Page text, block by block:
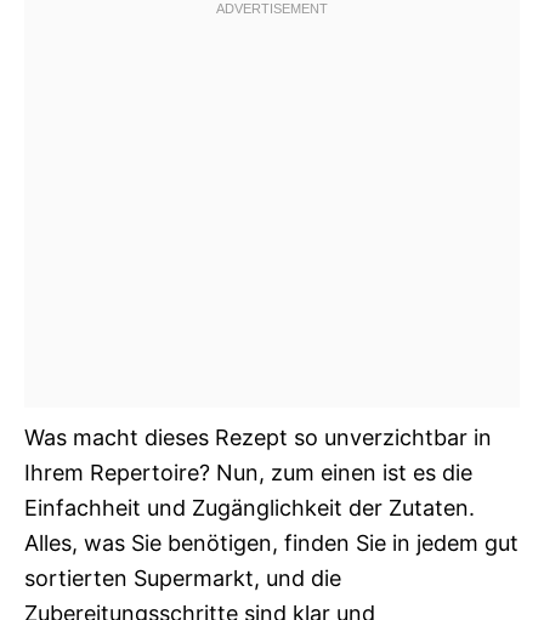
Was macht dieses Rezept so unverzichtbar in
Ihrem Repertoire? Nun, zum einen ist es die
Einfachheit und Zugänglichkeit der Zutaten.
Alles, was Sie benötigen, finden Sie in jedem gut
sortierten Supermarkt, und die
Zubereitungsschritte sind klar und